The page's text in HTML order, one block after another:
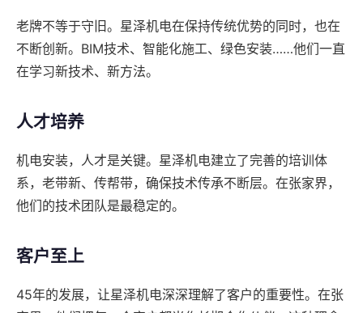
老牌不等于守旧。星泽机电在保持传统优势的同时，也在
不断创新。BIM技术、智能化施工、绿色安装……他们一直
在学习新技术、新方法。
人才培养
机电安装，人才是关键。星泽机电建立了完善的培训体
系，老带新、传帮带，确保技术传承不断层。在张家界，
他们的技术团队是最稳定的。
客户至上
45年的发展，让星泽机电深深理解了客户的重要性。在张